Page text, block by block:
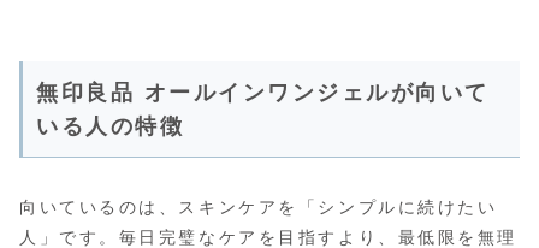
無印良品 オールインワンジェルが向いて
いる人の特徴
向いているのは、スキンケアを「シンプルに続けたい
人」です。毎日完璧なケアを目指すより、最低限を無理